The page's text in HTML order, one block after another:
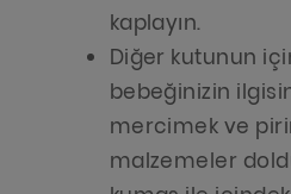
kaplayın.
Diğer kutunun
bebeğinizin
mercimek ve
malzemeler